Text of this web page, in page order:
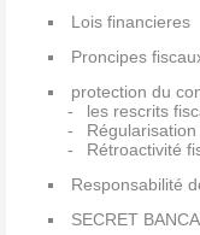
Lois financieres
Proncipes
protection du
les rescrits
Régularisation
Rétroactivité
Responsabilité
SECRET